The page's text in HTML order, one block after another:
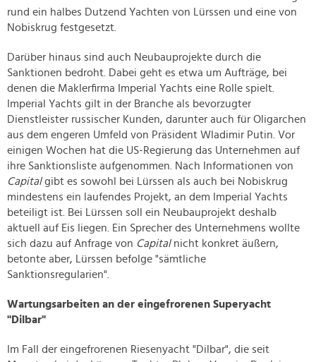
rund ein halbes Dutzend Yachten von Lürssen und eine von
Nobiskrug festgesetzt.
Darüber hinaus sind auch Neubauprojekte durch die
Sanktionen bedroht. Dabei geht es etwa um Aufträge, bei
denen die Maklerfirma Imperial Yachts eine Rolle spielt.
Imperial Yachts gilt in der Branche als bevorzugter
Dienstleister russischer Kunden, darunter auch für Oligarchen
aus dem engeren Umfeld von Präsident Wladimir Putin. Vor
einigen Wochen hat die US-Regierung das Unternehmen auf
ihre Sanktionsliste aufgenommen. Nach Informationen von
Capitalgibt es sowohl bei Lürssen als auch bei Nobiskrug
mindestens ein laufendes Projekt, an dem Imperial Yachts
beteiligt ist. Bei Lürssen soll ein Neubauprojekt deshalb
aktuell auf Eis liegen. Ein Sprecher des Unternehmens wollte
sich dazu auf Anfrage von Capitalnicht konkret äußern,
betonte aber, Lürssen befolge "sämtliche
Sanktionsregularien".
Wartungsarbeiten an der eingefrorenen Superyacht
"Dilbar"
Im Fall der eingefrorenen Riesenyacht "Dilbar", die seit